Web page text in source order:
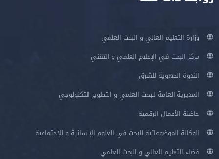
وزارة التعليم العالي و البحث العلمي
مركز البحث في الإعلام العلمي و التقني
الندوة الجهوية للشرق
المديرية العامة للبحث العلمي و التطوير التكنولوجي
حاضنة الأعمال الرقمية
الوكالة الموضوعاتية للبحث في العلوم الإنسانية و الإجتماعية
فضاء التعليم العالي و البحث العلمي